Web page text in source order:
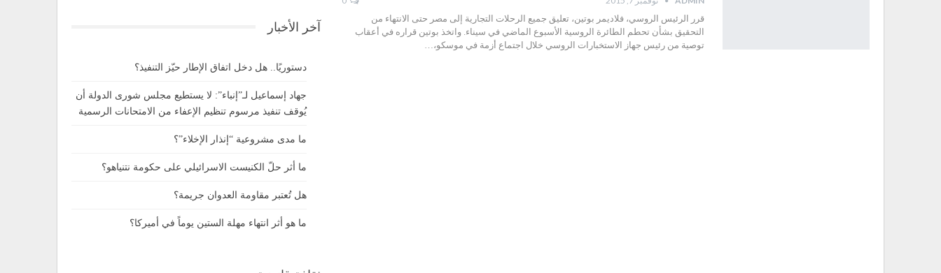
قرر الرئيس الروسي، فلاديمر بوتين، تعليق جميع الرحلات التجارية إلى مصر حتى الانتهاء من
التحقيق بشأن تحطم الطائرة الروسية الأسبوع الماضي في سيناء. واتخذ بوتين قراره في أعقاب
توصية من رئيس جهاز الاستخبارات الروسي خلال اجتماع أزمة في موسكو،…
آخر الأخبار
دستوريًا.. هل دخل اتفاق الإطار حيّز التنفيذ؟
جهاد إسماعيل لـ”إنباء”: لا يستطيع مجلس شورى الدولة أن
يُوقف تنفيذ مرسوم تنظيم الإعفاء من الامتحانات الرسمية
ما مدى مشروعية “إنذار الإخلاء”؟
ما أثر حلّ الكنيست الاسرائيلي على حكومة نتنياهو؟
هل تُعتبر مقاومة العدوان جريمة؟
ما هو أثر انتهاء مهلة الستين يوماً في أميركا؟